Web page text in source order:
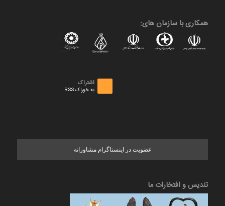
همکاری با سازمان های:
اشتراک
به خوراک RSS
عضویت در اینستاگرام مشاورانه
تندیس و افتخارات ما